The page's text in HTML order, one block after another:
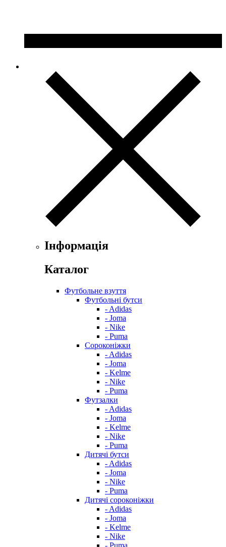
Інформація
Каталог
Футбольне взуття
Футбольні бутси
- Adidas
- Joma
- Nike
- Puma
Сороконіжки
- Adidas
- Joma
- Kelme
- Nike
- Puma
Футзалки
- Adidas
- Joma
- Kelme
- Nike
- Puma
Дитячі бутси
- Adidas
- Joma
- Nike
- Puma
Дитячі сороконіжки
- Adidas
- Joma
- Kelme
- Nike